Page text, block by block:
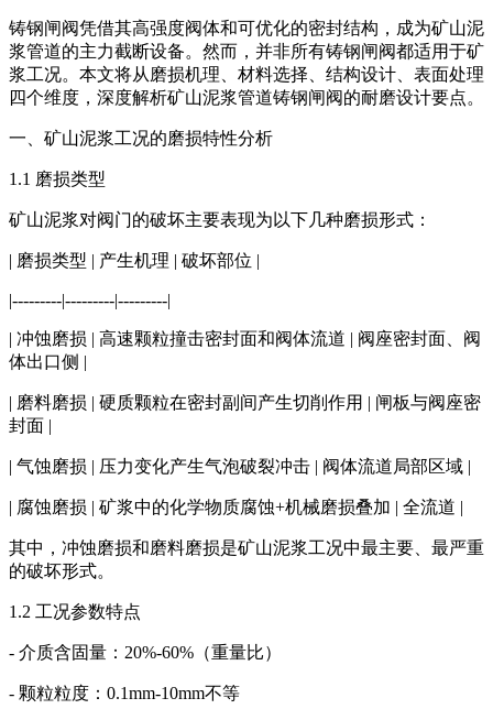
铸钢闸阀凭借其高强度阀体和可优化的密封结构，成为矿山泥
浆管道的主力截断设备。然而，并非所有铸钢闸阀都适用于矿
浆工况。本文将从磨损机理、材料选择、结构设计、表面处理
四个维度，深度解析矿山泥浆管道铸钢闸阀的耐磨设计要点。
一、矿山泥浆工况的磨损特性分析
1.1 磨损类型
矿山泥浆对阀门的破坏主要表现为以下几种磨损形式：
| 磨损类型 | 产生机理 | 破坏部位 |
|---------|---------|---------|
| 冲蚀磨损 | 高速颗粒撞击密封面和阀体流道 | 阀座密封面、阀
体出口侧 |
| 磨料磨损 | 硬质颗粒在密封副间产生切削作用 | 闸板与阀座密
封面 |
| 气蚀磨损 | 压力变化产生气泡破裂冲击 | 阀体流道局部区域 |
| 腐蚀磨损 | 矿浆中的化学物质腐蚀+机械磨损叠加 | 全流道 |
其中，冲蚀磨损和磨料磨损是矿山泥浆工况中最主要、最严重
的破坏形式。
1.2 工况参数特点
- 介质含固量：20%-60%（重量比）
- 颗粒粒度：0.1mm-10mm不等